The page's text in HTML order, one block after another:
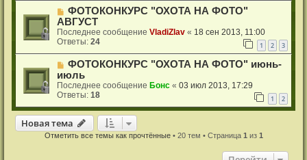
ФОТОКОНКУРС "ОХОТА НА ФОТО"
АВГУСТ
Последнее сообщениеVladiZlav « 18 сен 2013, 11:00
Ответы:24 1 2 3
ФОТОКОНКУРС "ОХОТА НА ФОТО" июнь-
июль
Последнее сообщение Бонс «03 июл 2013, 17:29
Ответы:18 1 2
Новая тема
Новаятема
Отметить все темы как прочтённые• 20 тем • Страница 1 из 1